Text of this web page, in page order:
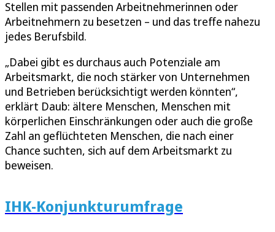
Stellen mit passenden Arbeitnehmerinnen oder
Arbeitnehmern zu besetzen – und das treffe nahezu
jedes Berufsbild.
„Dabei gibt es durchaus auch Potenziale am
Arbeitsmarkt, die noch stärker von Unternehmen
und Betrieben berücksichtigt werden könnten“,
erklärt Daub: ältere Menschen, Menschen mit
körperlichen Einschränkungen oder auch die große
Zahl an geflüchteten Menschen, die nach einer
Chance suchten, sich auf dem Arbeitsmarkt zu
beweisen.
IHK-Konjunkturumfrage